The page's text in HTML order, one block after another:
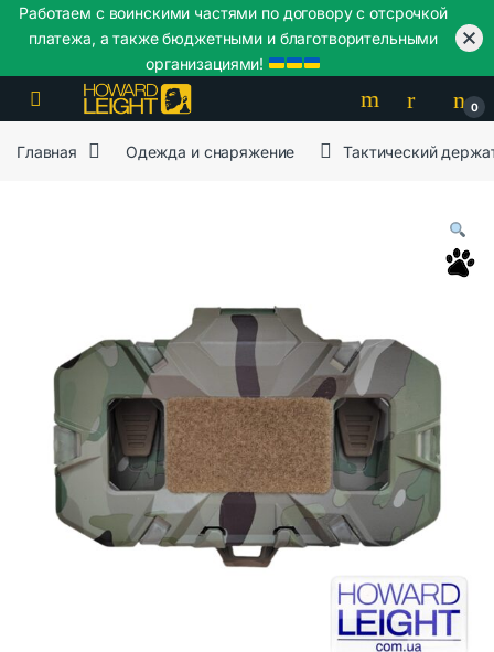
Skip to navigation
Skip to content
0
Главная Одежда и снаряжение Тактический
Работаем с воинскими частями по договору с отсрочкой
платежа, а также бюджетными и благотворительными
организациями!